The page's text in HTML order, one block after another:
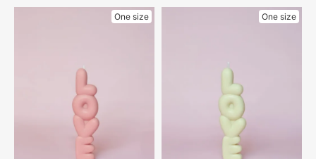
One size One size